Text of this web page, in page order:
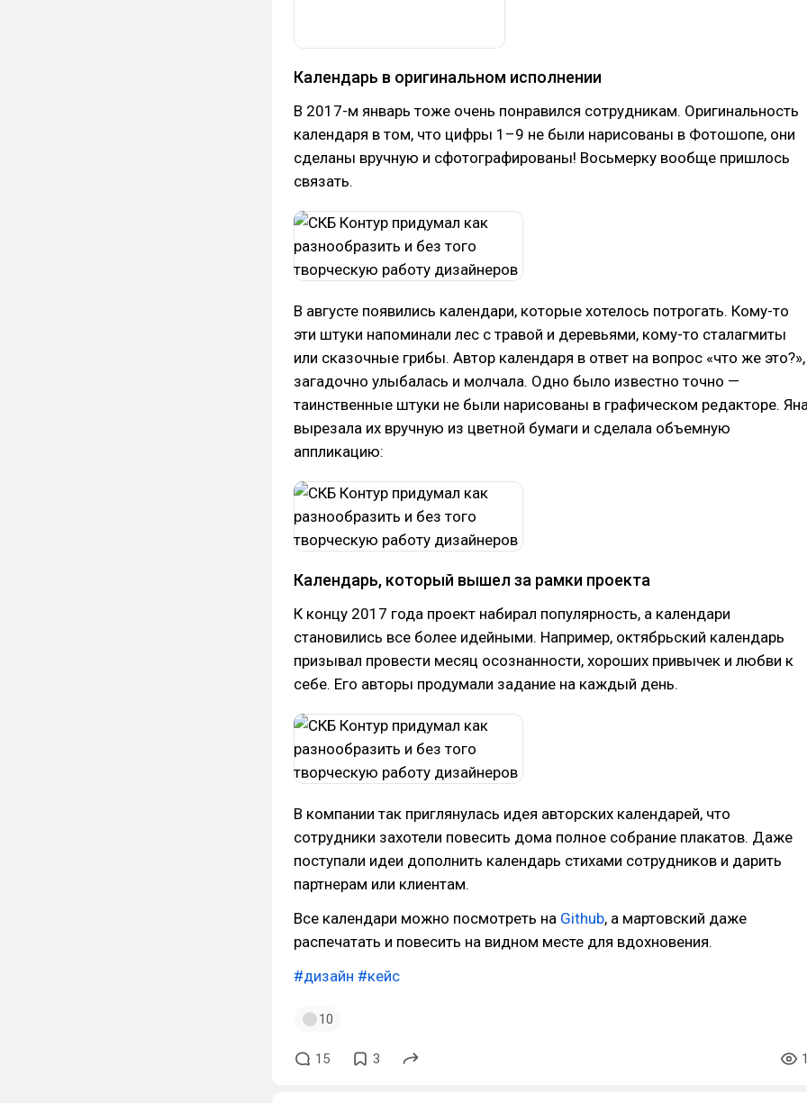
Календарь в оригинальном исполнении
В 2017-м январь тоже очень понравился сотрудникам. Оригинальность
календаря в том, что цифры 1–9 не были нарисованы в Фотошопе, они
сделаны вручную и сфотографированы! Восьмерку вообще пришлось
связать.
В августе появились календари, которые хотелось потрогать. Кому-то
эти штуки напоминали лес с травой и деревьями, кому-то сталагмиты
или сказочные грибы. Автор календаря в ответ на вопрос «что же это?»,
загадочно улыбалась и молчала. Одно было известно точно —
таинственные штуки не были нарисованы в графическом редакторе.
вырезала их вручную из цветной бумаги и сделала объемную
аппликацию:
Календарь, который вышел за рамки проекта
К концу 2017 года проект набирал популярность, а календари
становились все более идейными. Например, октябрьский календарь
призывал провести месяц осознанности, хороших привычек и любви к
себе. Его авторы продумали задание на каждый день.
В компании так приглянулась идея авторских календарей, что
сотрудники захотели повесить дома полное собрание плакатов. Даже
поступали идеи дополнить календарь стихами сотрудников и дарить
партнерам или клиентам.
Все календари можно посмотреть на Github, а мартовский даже
распечатать и повесить на видном месте для вдохновения.
#дизайн #кейс
10
15 3